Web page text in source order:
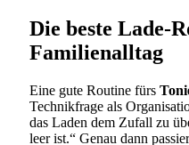
Die beste Lade-
Familienalltag
Eine gute Routine fürs
Technikfrage als
das Laden dem Zufall zu
leer ist.“ Genau dann